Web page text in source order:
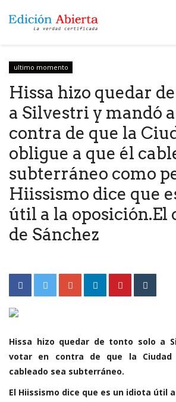
ultimo momento
Hissa hizo quedar
a Silvestri y mandó
contra de que la
obligue a que él
subterráneo como
Hiissismo dice que
útil a la oposición.El
de Sánchez
Hissa hizo quedar de tonto solo a
votar en contra de que la
cableado sea subterráneo.
El Hiissismo dice que es un idiota útil